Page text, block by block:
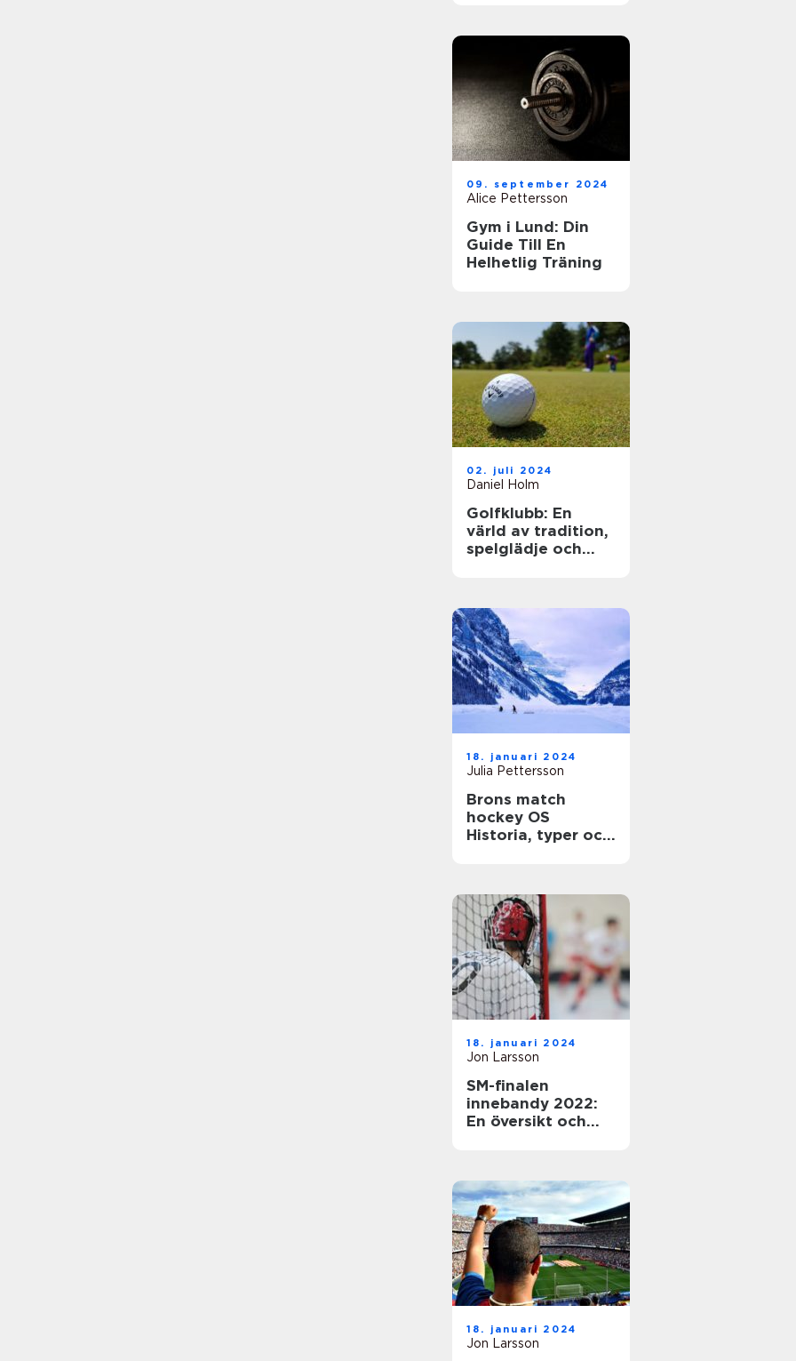
09. september 2024
Alice Pettersson
Gym i Lund: Din
Guide Till En
Helhetlig Träning
02. juli 2024
Daniel Holm
Golfklubb: En
värld av tradition,
spelglädje och
18. januari 2024
Julia Pettersson
Brons match
hockey OS
Historia, typer och
18. januari 2024
Jon Larsson
SM-finalen
innebandy 2022:
En översikt och
18. januari 2024
Jon Larsson